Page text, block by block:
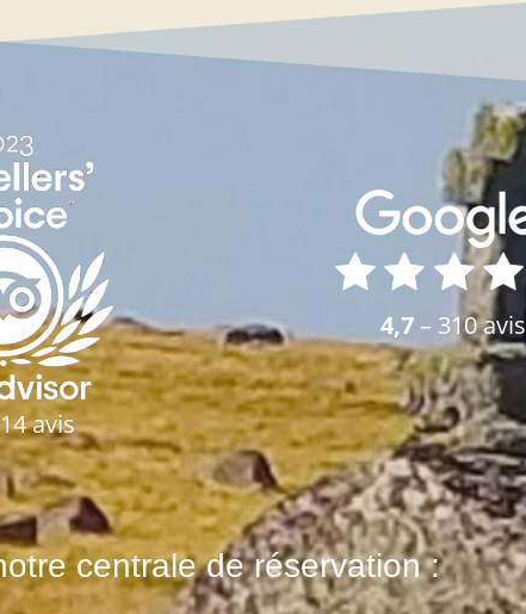
avis
4,7 – 310 avis
centrale de réservation :